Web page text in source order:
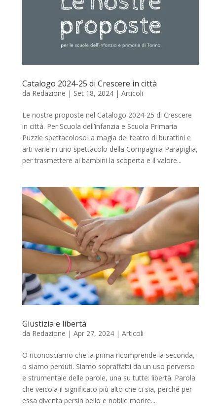
Catalogo 2024-25 di Crescere in città
da Redazione | Set 18, 2024| Articoli
Le nostre proposte nel Catalogo 2024-25 di Crescere
in città. Per Scuola dell’infanzia e Scuola Primaria
Puzzle spettacolosoLa magia del teatro di burattini e
arti varie in uno spettacolo della Compagnia Parapiglia,
per trasmettere ai bambini la scoperta e il valore...
Giustizia e libertà
da Redazione | Apr 27, 2024| Articoli
O riconosciamo che la prima ricomprende la seconda,
o siamo perduti. Siamo sopraffatti da un uso perverso
e strumentale delle parole, una su tutte: libertà. Parola
che veicola il significato più alto che ci sia, perché per
essa diventa persin bello e nobile morire....